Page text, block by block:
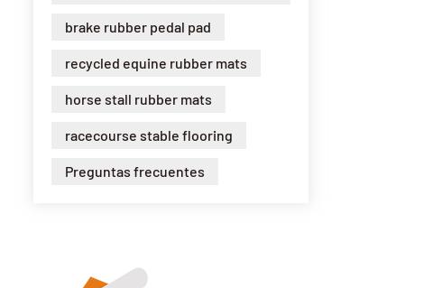
brake rubber pedal pad
recycled equine rubber mats
horse stall rubber mats
racecourse stable flooring
Preguntas frecuentes